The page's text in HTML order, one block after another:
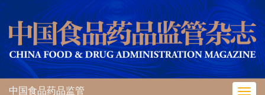
中国食品药品监管